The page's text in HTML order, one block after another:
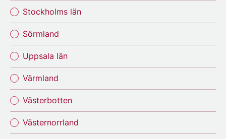
Stockholms län
Sörmland
Uppsala län
Värmland
Västerbotten
Västernorrland